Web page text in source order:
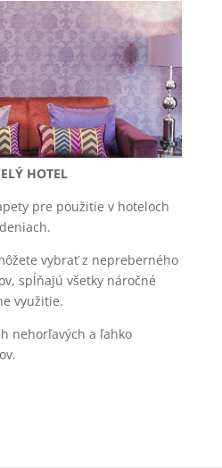
HOTEL
pre použitie v hoteloch
vybrať z nepreberného
spĺňajú všetky náročné
využitie.
nehorľavých a ľahko